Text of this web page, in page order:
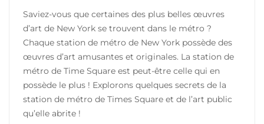
Saviez-vous que certaines des plus belles œuvres
d’art de New York se trouvent dans le métro ?
Chaque station de métro de New York possède des
œuvres d’art amusantes et originales. La station de
métro de Time Square est peut-être celle qui en
possède le plus ! Explorons quelques secrets de la
station de métro de Times Square et de l’art public
qu’elle abrite !